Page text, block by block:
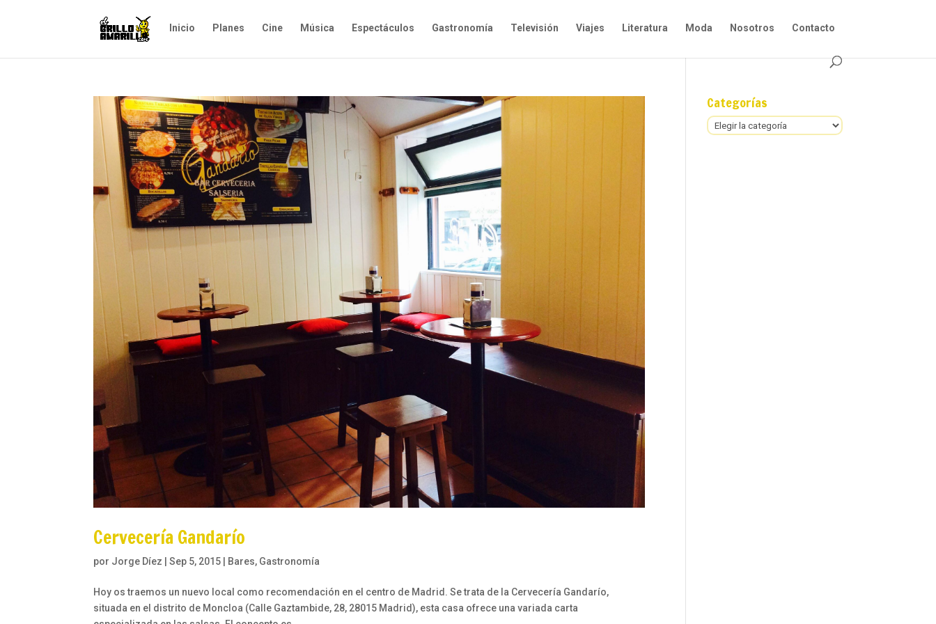
Inicio Planes Cine Música Espectáculos Gastronomía Televisión Viajes Literatura Moda Nosotros Contacto
Cervecería Gandarío
por Jorge Díez |Sep 5, 2015 Bares, Gastronomía
Hoy os traemos un nuevo local como recomendación en el centro de Madrid. Se trata de la Cervecería Gandarío,
situada en el distrito de Moncloa (Calle Gaztambide, 28, 28015 Madrid), esta casa ofrece una variada carta
Categorías
Categorías